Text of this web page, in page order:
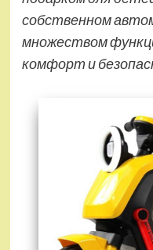
собственном
множеством
комфорт и